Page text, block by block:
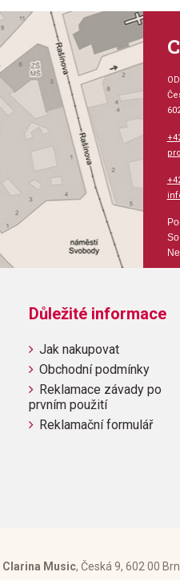
Důležité informace
Jak nakupovat
Obchodní podmínky
Reklamace závady po
prvním použití
Reklamační formulář
Clarina Music, Česká 9, 602 00